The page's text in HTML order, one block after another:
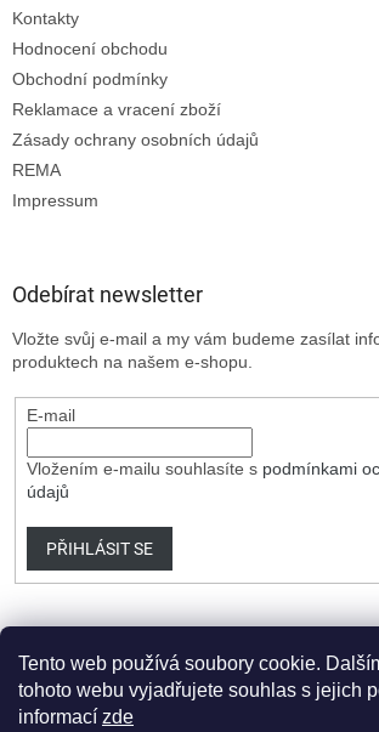
Tento web používá soubory cookie.
tohoto webu vyjadřujete souhlas s jejich
informací zde
Kontakty
Hodnocení obchodu
Obchodní podmínky
Reklamace a vracení zboží
Zásady ochrany osobních údajů
REMA
Impressum
Odebírat newsletter
Vložte svůj e-mail a my vám budeme zasílat
produktech na našem e-shopu.
E-mail
Vložením e-mailu souhlasíte s podmínkami
údajů
PŘIHLÁSIT SE